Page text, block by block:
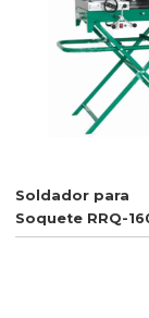
Soldador para
Soquete RRQ-